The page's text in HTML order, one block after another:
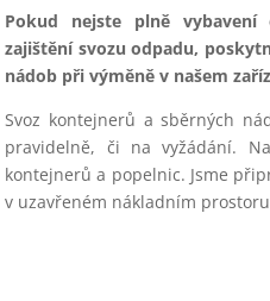
Pokud nejste plně vybavení
zajištění svozu odpadu,
nádob při výměně v našem
Svoz kontejnerů a sběrných
pravidelně, či na vyžádání.
kontejnerů a popelnic. Jsme
v uzavřeném nákladním